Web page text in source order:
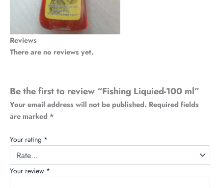
Reviews
There are no reviews yet.
Be the first to review “Fishing Liquied-100 ml”
Your email address will not be published. Required fields
are marked *
Your rating *
Your review *